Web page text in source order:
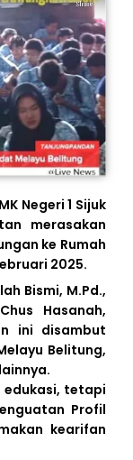
Negeri 1 Sijuk
merasakan
ke Rumah
2025.
Bismi, M.Pd.,
Hasanah,
ini disambut
Belitung,
edukasi, tetapi
Profil
kearifan